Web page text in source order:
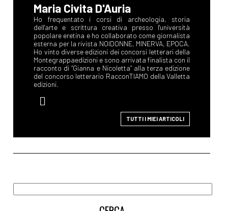
Maria Civita D'Auria
Ho frequentato i corsi di archeologia, storia
dell'arte e scrittura creativa presso l'università
popolare eretina e ho collaborato come giornalista
esterna per la rivista NOIDONNE, MINERVA, EPOCA.
Ho vinto diverse edizioni dei concorsi letterari della
Montegrappaedizioni e sono arrivata finalista con il
racconto di “Gianna e Nicoletta” alla terza edizione
del concorso letterario RacconTIAMO della Valletta
edizioni.
TUTTI I MIEI ARTICOLI